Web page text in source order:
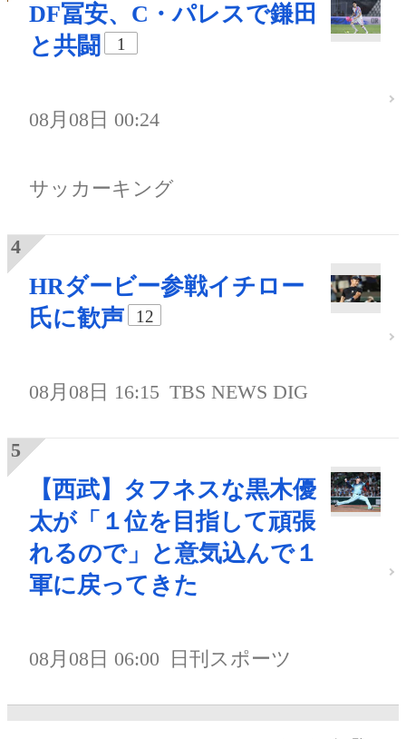
DF冨安、C・パレスで鎌田
と共闘
1
08月08日 00:24
サッカーキング
HRダービー参戦イチロー
氏に歓声
12
08月08日 16:15 TBS NEWS DIG
【西武】タフネスな黒木優
太が「１位を目指して頑張
れるので」と意気込んで１
軍に戻ってきた
08月08日 06:00 日刊スポーツ